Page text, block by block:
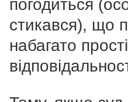
погодиться
стикався), що
набагато